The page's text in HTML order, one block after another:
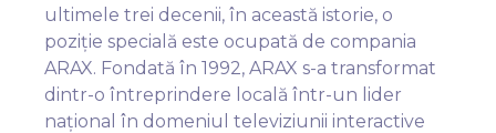
ultimele trei decenii, în această istorie, o
poziție specială este ocupată de compania
ARAX. Fondată în 1992, ARAX s-a transformat
dintr-o întreprindere locală într-un lider
național în domeniul televiziunii interactive